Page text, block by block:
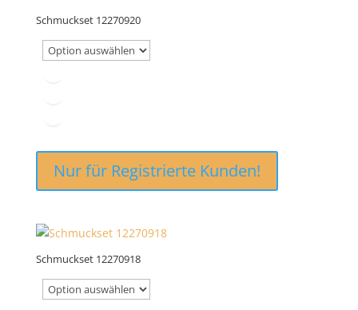
Schmuckset 12270920
Nur für Registrierte Kunden!
Schmuckset 12270918